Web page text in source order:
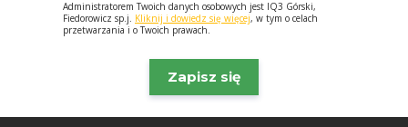
Administratorem Twoich danych osobowych jest IQ3 Górski,
Fiedorowicz sp.j. Kliknij i dowiedz się więcej, w tym o celach
przetwarzania i o Twoich prawach.